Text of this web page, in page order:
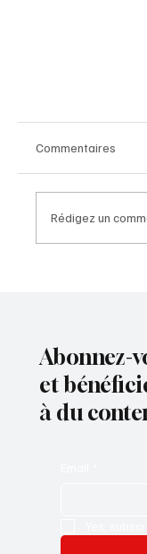
Commentaires
Rédigez un
Abonnez-
et
à du